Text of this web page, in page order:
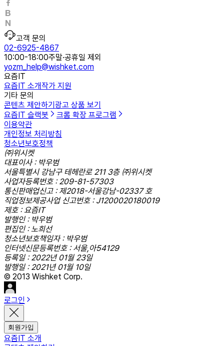
고객 문의
02-6925-4867
10:00-18:00주말·공휴일 제외
yozm_help@wishket.com
요즘IT
요즘IT 소개작가 지원
기타 문의
콘텐츠 제안하기 광고 상품 보기
요즘IT 슬랙봇
크롬 확장 프로그램
이용약관
개인정보 처리방침
청소년보호정책
㈜위시켓
대표이사 : 박우범
서울특별시 강남구 테헤란로 211 3층 ㈜위시켓
사업자등록번호 : 209-81-57303
통신판매업신고 : 제2018-서울강남-02337 호
직업정보제공사업 신고번호 : J1200020180019
제호 : 요즘IT
발행인 : 박우범
편집인 : 노희선
청소년보호책임자 : 박우범
인터넷신문등록번호 : 서울,아54129
등록일 : 2022년 01월 23일
발행일 : 2021년 01월 10일
© 2013 Wishket Corp.
로그인
회원가입
요즘IT 소개